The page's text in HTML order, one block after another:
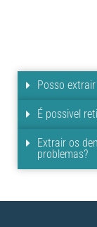
Posso
É possivel
Extrair os
problemas?